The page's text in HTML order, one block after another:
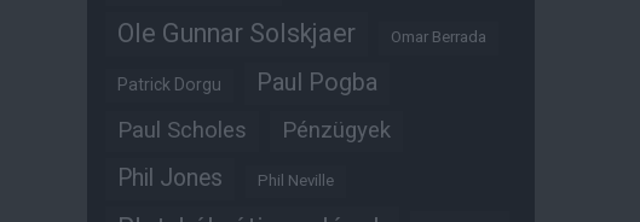
Ole Gunnar Solskjaer Omar Berrada
Patrick Dorgu Paul Pogba
Paul Scholes Pénzügyek
Phil Jones Phil Neville